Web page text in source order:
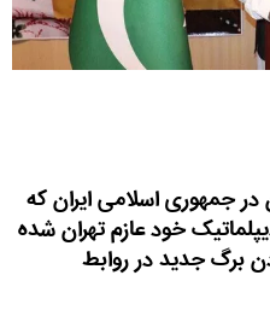
جمهوری اسلامی ایران که
خود عازم تهران شده
برگ جدید در روابط